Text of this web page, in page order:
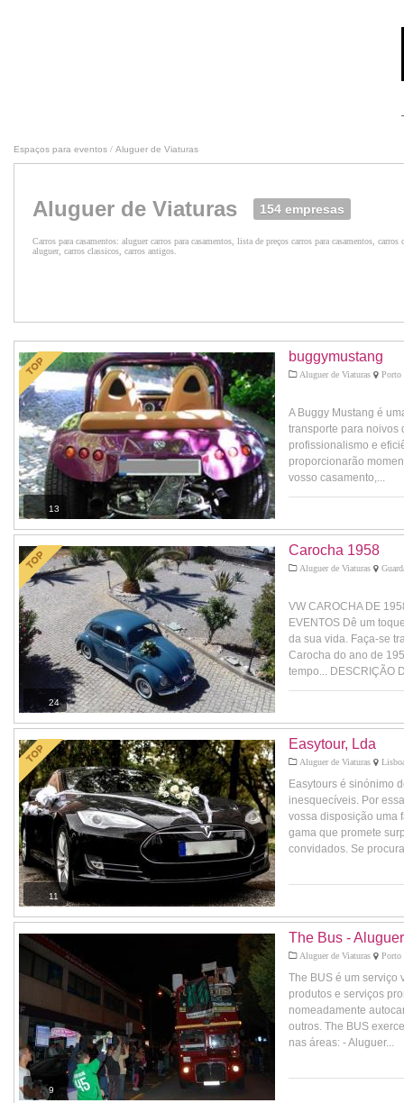
Espaços para eventos / Aluguer de Viaturas
Aluguer de Viaturas 154 empresas
Carros para casamentos: aluguer carros para casamentos, lista de preços carros para casamentos,
aluguer, carros classicos, carros antigos.
buggymustang
Aluguer de Viaturas Porto
A Buggy Mustang é
transporte para noivos
profissionalismo e
proporcionarão
vosso casamento,...
13
Carocha 1958
Aluguer de Viaturas
VW CAROCHA DE
EVENTOS Dê um
da sua vida. Faça-se
Carocha do ano de
tempo... DESCRIÇÃO
24
Easytour, Lda
Aluguer de Viaturas
Easytours é sinónimo
inesquecíveis. Por
vossa disposição uma
gama que promete
convidados. Se
11
The Bus -
Aluguer de Viaturas Porto
The BUS é um serviço
produtos e serviços
nomeadamente
outros. The BUS
nas áreas: - Aluguer...
9